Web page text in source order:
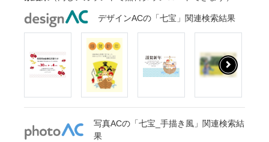
デザインACの「七宝」関連検索結果
写真ACの「七宝_手描き風」関連検索結
果